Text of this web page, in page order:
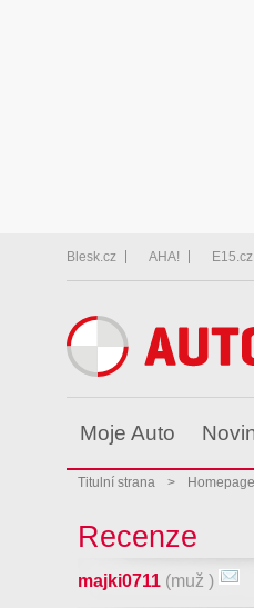
Blesk.cz AHA! E15.cz
Moje Auto
Titulní strana >
Recenze
majki0711 (muž )